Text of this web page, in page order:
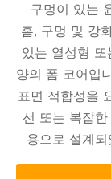
구멍이 있는
홈, 구멍 및 강
있는 열성형 또
양의 폼 코어입
표면 적합성을
선 또는 복잡
용으로 설계되